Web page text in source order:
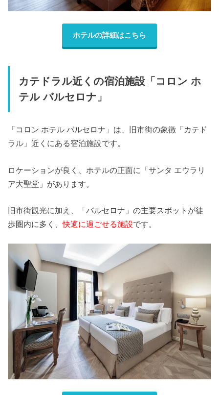
ホテルの詳細はこちら
カテドラル近くの宿泊施設「コロン ホ
テル バルセロナ」
「コロン ホテル バルセロナ」は、旧市街の象徴「カテド
ラル」近くにある宿泊施設です。
ロケーションが良く、ホテルの正面に「サンタ エウラリ
ア大聖堂」があります。
旧市街観光に加え、「バルセロナ」の主要スポットが徒
歩圏内に多く、快適に過ごせる施設です。